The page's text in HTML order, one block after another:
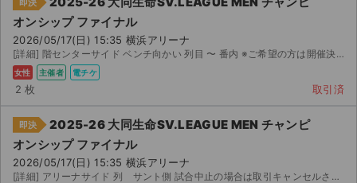
即決
オンシップ ファイナル
2026/05/17(日) 15:35 横浜アリーナ
[詳細] 階センターサイド ベンチ向かい 列目 〜 番内 ※ご希望の方は開催決定後にご購入よ...
女性 主催者 電チケ
2 枚 取引済
即決
2025-26 大同生命SV.LEAGUE MEN チャンピ
オンシップ ファイナル
2026/05/17(日) 15:35 横浜アリーナ
[詳細] アリーナサイド 列 サント側 試合中止の場合は取引キャンセルさせていただきます。 ス...